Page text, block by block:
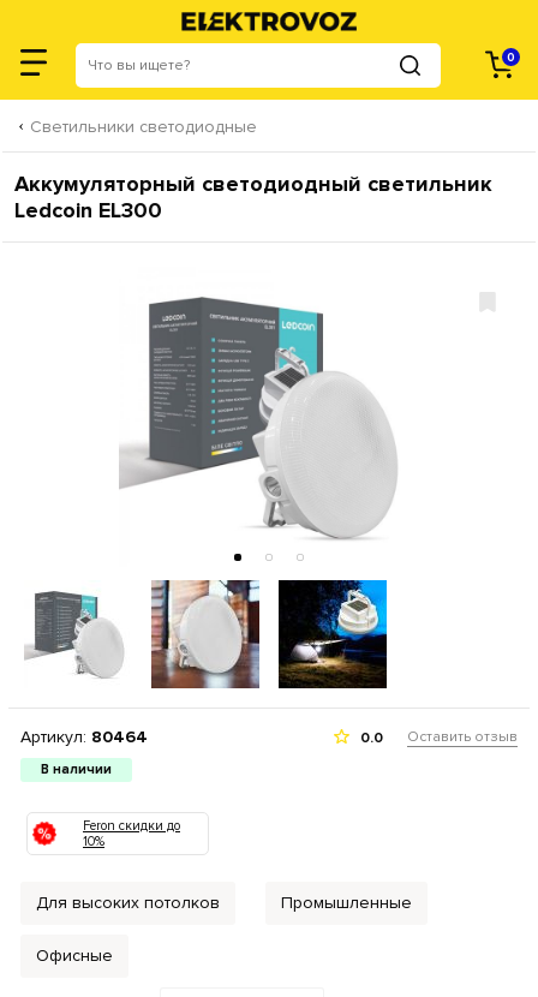
0
Светильники светодиодные
Аккумуляторный светодиодный светильник
Ledcoin EL300
Артикул: 80464
В наличии
0.0 Оставить отзыв
Feron скидки до
10%
Для высоких потолков Промышленные
Офисные